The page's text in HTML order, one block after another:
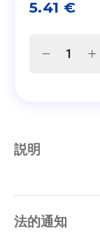
5.41 €
説明
法的通知